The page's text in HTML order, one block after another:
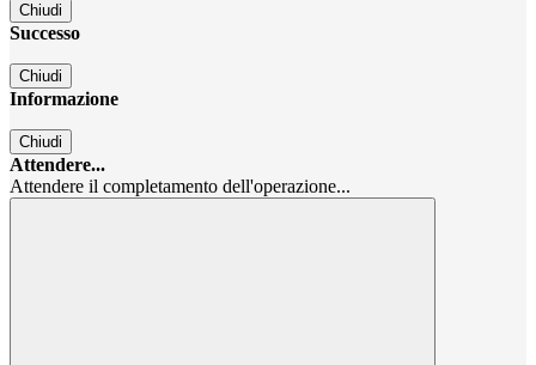
Chiudi
Successo
Chiudi
Informazione
Chiudi
Attendere...
Attendere il completamento dell'operazione...